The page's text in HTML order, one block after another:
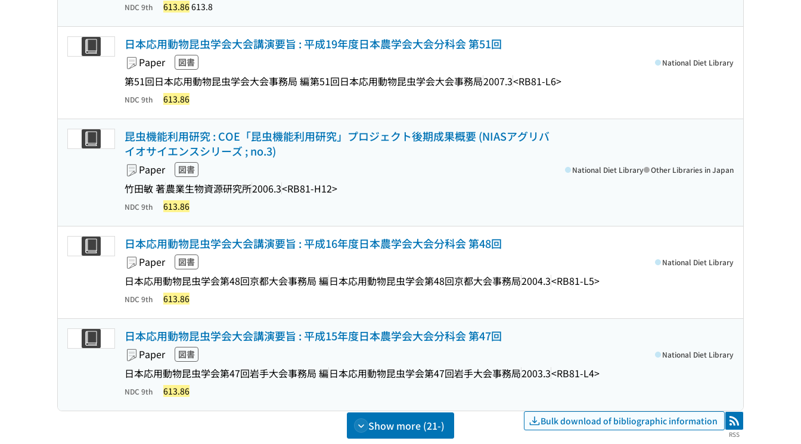
NDC 9th 613.86613.8
日本応用動物昆虫学会大会講演要旨 : 平成19年度日本農学会大会分科会 第51回
Paper 図書
第51回日本応用動物昆虫学会大会事務局 編第51回日本応用動物昆虫学会大会事務局2007.3<RB81-L6>
National Diet Library
NDC 9th 613.86
昆虫機能利用研究 : COE「昆虫機能利用研究」プロジェクト後期成果概要 (NIASアグリバ
イオサイエンスシリーズ ; no.3)
Paper 図書
竹田敏 著農業生物資源研究所2006.3<RB81-H12>
National Diet Library Other Libraries in Japan
NDC 9th 613.86
日本応用動物昆虫学会大会講演要旨 : 平成16年度日本農学会大会分科会 第48回
Paper 図書
日本応用動物昆虫学会第48回京都大会事務局 編日本応用動物昆虫学会第48回京都大会事務局2004.3<RB81-L5>
National Diet Library
NDC 9th 613.86
日本応用動物昆虫学会大会講演要旨 : 平成15年度日本農学会大会分科会 第47回
Paper 図書
日本応用動物昆虫学会第47回岩手大会事務局 編日本応用動物昆虫学会第47回岩手大会事務局2003.3<RB81-L4>
National Diet Library
NDC 9th 613.86
Show more (21-) Bulk download of bibliographic information RSS
RSS